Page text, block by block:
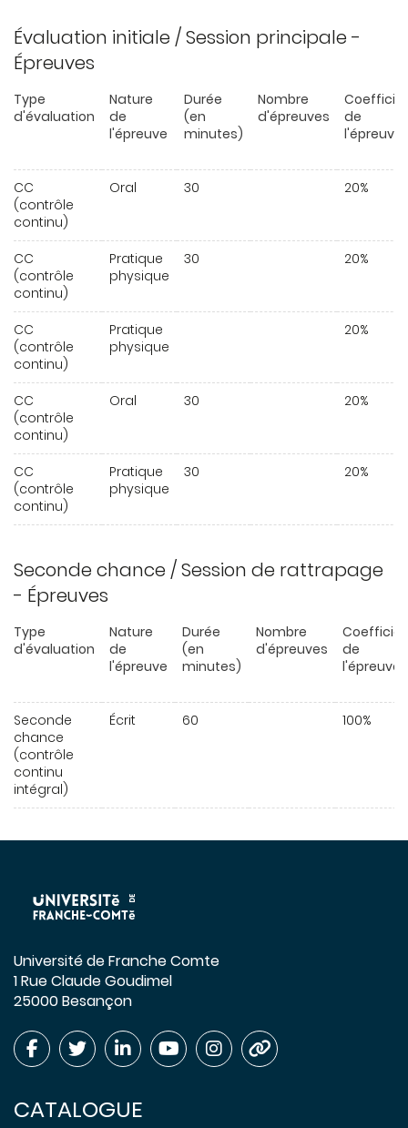
Évaluation initiale / Session principale -
Épreuves
Type
d'évaluation
Nature
de
l'épreuve
Durée
(en
minutes)
Nombre
d'épreuves
de
l'épreuve
CC
(contrôle
continu)
Oral 30 20%
CC
(contrôle
continu)
Pratique
physique
30 20%
CC
(contrôle
continu)
Pratique
physique
20%
CC
(contrôle
continu)
Oral 30 20%
CC
(contrôle
continu)
Pratique
physique
30 20%
Seconde chance / Session de rattrapage
- Épreuves
Type
d'évaluation
Nature
de
l'épreuve
Durée
(en
minutes)
Nombre
d'épreuves
de
l'épreuve
Seconde
chance
(contrôle
continu
intégral)
Écrit 60 100%
Université de Franche Comte
1 Rue Claude Goudimel
25000 Besançon
CATALOGUE